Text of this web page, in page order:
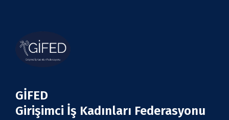
GİFED
Girişimci İş Kadınları Federasyonu